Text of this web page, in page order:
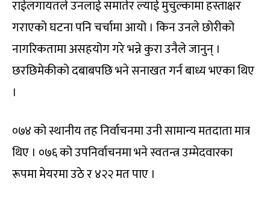
राईलगायतले उनलाई समातेर ल्याई मुचुल्कामा हस्ताक्षर
गराएको घटना पनि चर्चामा आयो । किन उनले छोरीको
नागरिकतामा असहयोग गरे भन्ने कुरा उनैले जानुन् ।
छरछिमेकीको दबाबपछि भने सनाखत गर्न बाध्य भएका थिए
।
०७४ को स्थानीय तह निर्वाचनमा उनी सामान्य मतदाता मात्र
थिए । ०७६ को उपनिर्वाचनमा भने स्वतन्त्र उम्मेदवारका
रूपमा मेयरमा उठे र ४२२ मत पाए ।